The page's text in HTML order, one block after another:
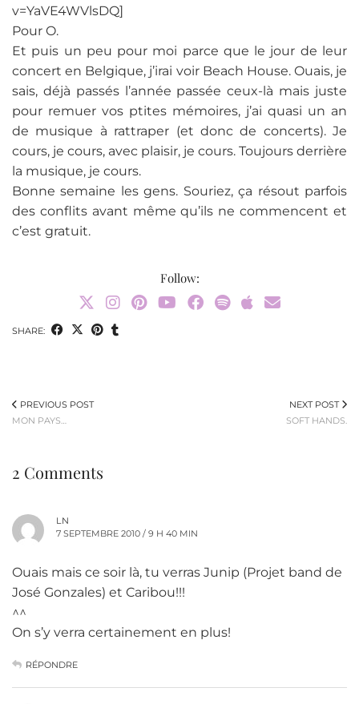
v=YaVE4WVlsDQ]
Pour O.
Et puis un peu pour moi parce que le jour de leur
concert en Belgique, j’irai voir Beach House. Ouais, je
sais, déjà passés l’année passée ceux-là mais juste
pour remuer vos ptites mémoires, j’ai quasi un an
de musique à rattraper (et donc de concerts). Je
cours, je cours, avec plaisir, je cours. Toujours derrière
la musique, je cours.
Bonne semaine les gens. Souriez, ça résout parfois
des conflits avant même qu’ils ne commencent et
c’est gratuit.
Follow:
SHARE:
PREVIOUS POST
MON PAYS…
NEXT POST
SOFT HANDS.
2 Comments
LN
7 SEPTEMBRE 2010 / 9 H 40 MIN
Ouais mais ce soir là, tu verras Junip (Projet band de
José Gonzales) et Caribou!!!
^^
On s’y verra certainement en plus!
RÉPONDRE